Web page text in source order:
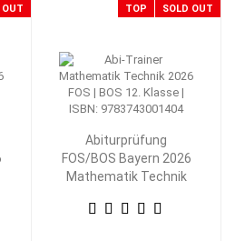
OUT TOP SOLD OUT
Abiturprüfung
FOS/BOS Bayern 2026
Mathematik Technik